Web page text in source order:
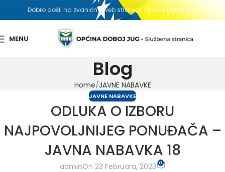
Dobro došli na zvaničnu web stranicu Općine Doboj Jug
MENU
Blog
Home JAVNE NABAVKE
JAVNE NABAVKE
ODLUKA O IZBORU
NAJPOVOLJNIJEG PONUĐAČA –
JAVNA NABAVKA 18
adminOn 23 Februara, 2023 0